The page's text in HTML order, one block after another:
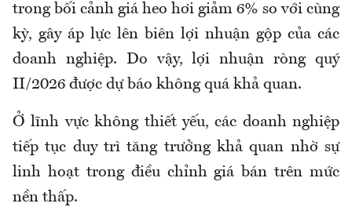
trong bối cảnh giá heo hơi giảm 6% so với cùng
kỳ, gây áp lực lên biên lợi nhuận gộp của các
doanh nghiệp. Do vậy, lợi nhuận ròng quý
II/2026 được dự báo không quá khả quan.
Ở lĩnh vực không thiết yếu, các doanh nghiệp
tiếp tục duy trì tăng trưởng khả quan nhờ sự
linh hoạt trong điều chỉnh giá bán trên mức
nền thấp.